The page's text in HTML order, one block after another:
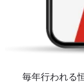
毎年行われる